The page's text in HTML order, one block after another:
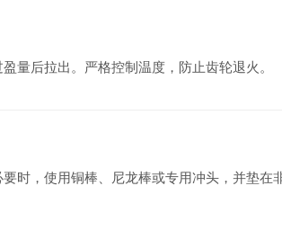
量后拉出。严格控制温度，防止齿轮退火。
时，使用铜棒、尼龙棒或专用冲头，并垫在